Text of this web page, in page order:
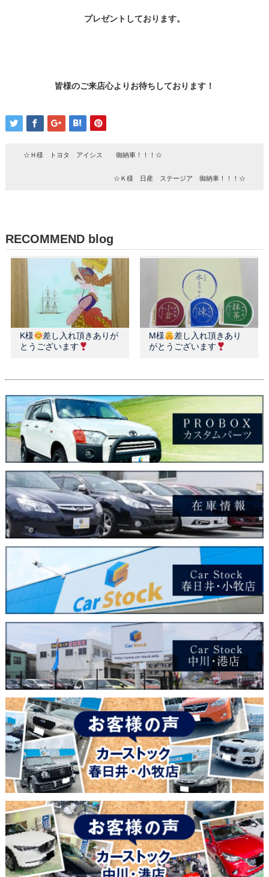
プレゼントしております。
皆様のご来店心よりお待ちしております！
☆Ｈ様 トヨタ アイシス 御納車！！！☆
☆Ｋ様 日産 ステージア 御納車！！！☆
RECOMMEND blog
K様
差し入れ頂きありが
とうございます
M様
差し入れ頂きあり
がとうございます